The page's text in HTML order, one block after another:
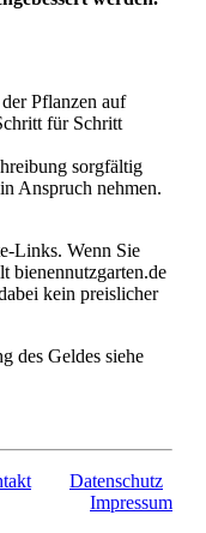
Pflanzen auf
für Schritt
sorgfältig
Anspruch nehmen.
Links. Wenn Sie
bienennutzgarten.de
kein preislicher
des Geldes siehe
Datenschutz
Impressum